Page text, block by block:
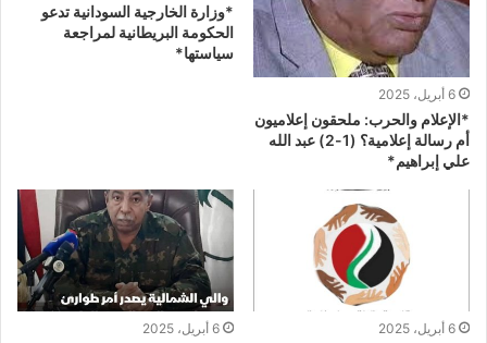
6 أبريل، 2025
*الإعلام والحرب: ملحقون إعلاميون
أم رسالة إعلامية؟ (1-2) عبد الله
علي إبراهيم*
*وزارة الخارجية السودانية تدعو
الحكومة البريطانية لمراجعة
سياستها*
6 أبريل، 2025 6 أبريل، 2025